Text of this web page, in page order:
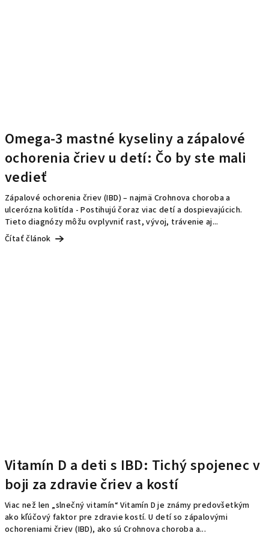
Omega-3 mastné kyseliny a zápalové
ochorenia čriev u detí: Čo by ste mali
vedieť
Zápalové ochorenia čriev (IBD) – najmä Crohnova choroba a
ulcerózna kolitída - Postihujú čoraz viac detí a dospievajúcich.
Tieto diagnózy môžu ovplyvniť rast, vývoj, trávenie aj...
Čítať článok
Vitamín D a deti s IBD: Tichý spojenec v
boji za zdravie čriev a kostí
Viac než len „slnečný vitamín“ Vitamín D je známy predovšetkým
ako kľúčový faktor pre zdravie kostí. U detí so zápalovými
ochoreniami čriev (IBD), ako sú Crohnova choroba a...